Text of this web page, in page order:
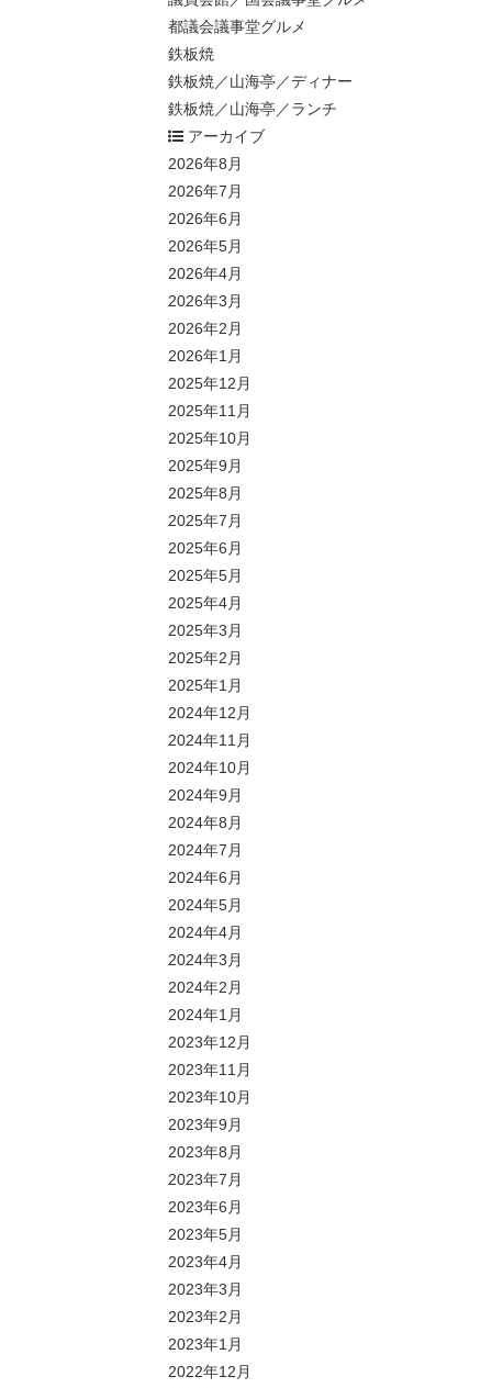
都議会議事堂グルメ
鉄板焼
鉄板焼／山海亭／ディナー
鉄板焼／山海亭／ランチ
アーカイブ
2026年8月
2026年7月
2026年6月
2026年5月
2026年4月
2026年3月
2026年2月
2026年1月
2025年12月
2025年11月
2025年10月
2025年9月
2025年8月
2025年7月
2025年6月
2025年5月
2025年4月
2025年3月
2025年2月
2025年1月
2024年12月
2024年11月
2024年10月
2024年9月
2024年8月
2024年7月
2024年6月
2024年5月
2024年4月
2024年3月
2024年2月
2024年1月
2023年12月
2023年11月
2023年10月
2023年9月
2023年8月
2023年7月
2023年6月
2023年5月
2023年4月
2023年3月
2023年2月
2023年1月
2022年12月